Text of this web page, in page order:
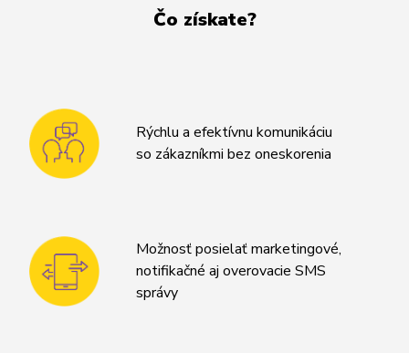
Čo získate?
Rýchlu a efektívnu komunikáciu
so zákazníkmi bez oneskorenia
Možnosť posielať marketingové,
notifikačné aj overovacie SMS
správy